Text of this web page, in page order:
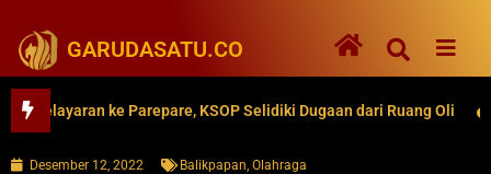
GARUDASATU.CO
ke Parepare, KSOP Selidiki Dugaan dari Ruang Oli 62
Desember 12, 2022 Balikpapan, Olahraga